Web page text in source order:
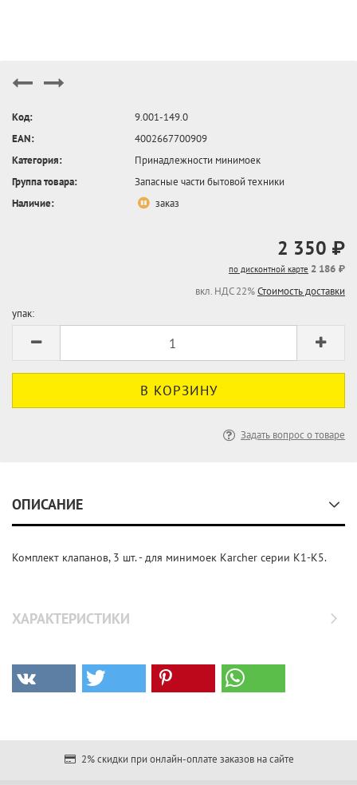
Код:
9.001-149.0
EAN:
4002667700909
Категория:
Принадлежности минимоек
Группа товара:
Запасные части бытовой техники
Наличие:
заказ
2 350 ₽
по дисконтной карте 2 186 ₽
вкл. НДС 22%Стоимость доставки
упак:
Задать вопрос о товаре
ОПИСАНИЕ
Комплект клапанов, 3 шт. - для минимоек Karcher серии K1-K5.
ХАРАКТЕРИСТИКИ
2% скидки при онлайн-оплате заказов на сайте